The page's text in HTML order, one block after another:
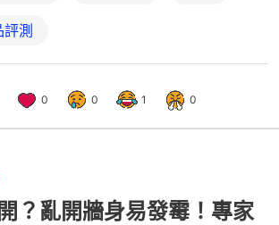
評測
0 0 1 0
？亂開牆身易發霉！專家